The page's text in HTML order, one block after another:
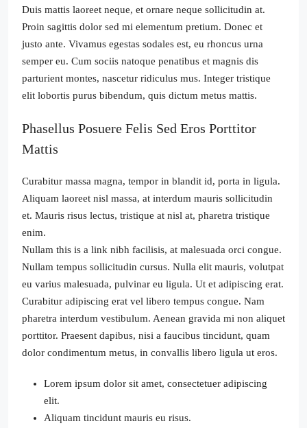
Duis mattis laoreet neque, et ornare neque sollicitudin at.
Proin sagittis dolor sed mi elementum pretium. Donec et
justo ante. Vivamus egestas sodales est, eu rhoncus urna
semper eu. Cum sociis natoque penatibus et magnis dis
parturient montes, nascetur ridiculus mus. Integer tristique
elit lobortis purus bibendum, quis dictum metus mattis.
Phasellus Posuere Felis Sed Eros Porttitor
Mattis
Curabitur massa magna, tempor in blandit id, porta in ligula.
Aliquam laoreet nisl massa, at interdum mauris sollicitudin
et. Mauris risus lectus, tristique at nisl at, pharetra tristique
enim.
Nullam this is a link nibh facilisis, at malesuada orci congue.
Nullam tempus sollicitudin cursus. Nulla elit mauris, volutpat
eu varius malesuada, pulvinar eu ligula. Ut et adipiscing erat.
Curabitur adipiscing erat vel libero tempus congue. Nam
pharetra interdum vestibulum. Aenean gravida mi non aliquet
porttitor. Praesent dapibus, nisi a faucibus tincidunt, quam
dolor condimentum metus, in convallis libero ligula ut eros.
Lorem ipsum dolor sit amet, consectetuer adipiscing
elit.
Aliquam tincidunt mauris eu risus.